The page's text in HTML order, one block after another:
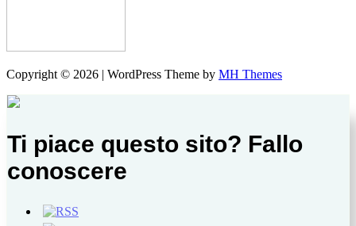
Copyright © 2026 | WordPress Theme by MH Themes
Ti piace questo sito? Fallo
conoscere